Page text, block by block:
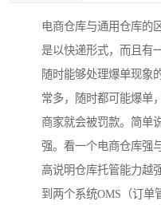
电商仓库与通用仓库的
是以快递形式，而且有
随时能够处理爆单现象
常多，随时都可能爆单
商家就会被罚款。简单
强。看一个电商仓库强
高说明仓库托管能力越
到两个系统OMS（订单